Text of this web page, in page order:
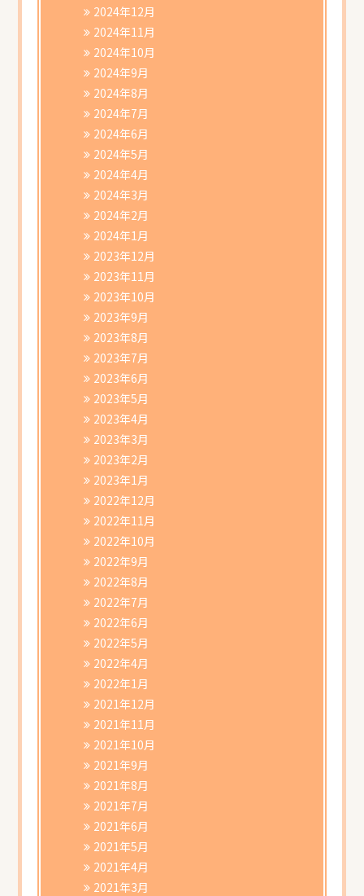
2024年12月
2024年11月
2024年10月
2024年9月
2024年8月
2024年7月
2024年6月
2024年5月
2024年4月
2024年3月
2024年2月
2024年1月
2023年12月
2023年11月
2023年10月
2023年9月
2023年8月
2023年7月
2023年6月
2023年5月
2023年4月
2023年3月
2023年2月
2023年1月
2022年12月
2022年11月
2022年10月
2022年9月
2022年8月
2022年7月
2022年6月
2022年5月
2022年4月
2022年1月
2021年12月
2021年11月
2021年10月
2021年9月
2021年8月
2021年7月
2021年6月
2021年5月
2021年4月
2021年3月